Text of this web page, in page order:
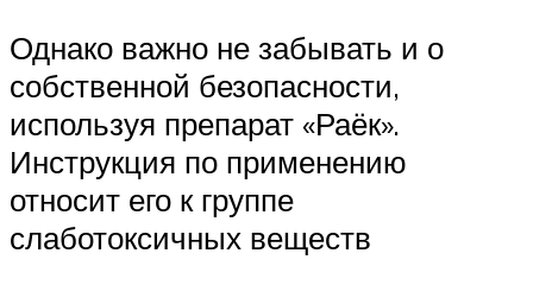
Однако важно не забывать и о
собственной безопасности,
используя препарат «Раёк».
Инструкция по применению
относит его к группе
слаботоксичных веществ